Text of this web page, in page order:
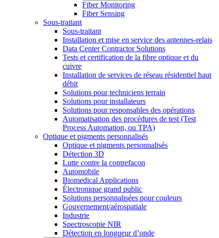
Fiber Monitoring
Fiber Sensing
Sous-traitant
Sous-traitant
Installation et mise en service des antennes-relais
Data Center Contractor Solutions
Tests et certification de la fibre optique et du
cuivre
Installation de services de réseau résidentiel haut
débit
Solutions pour techniciens terrain
Solutions pour installateurs
Solutions pour responsables des opérations
Automatisation des procédures de test (Test
Process Automation, ou TPA)
Optique et pigments personnalisés
Optique et pigments personnalisés
Détection 3D
Lutte contre la contrefaçon
Automobile
Biomedical Applications
Électronique grand public
Solutions personnalisées pour couleurs
Gouvernement/aérospatiale
Industrie
Spectroscopie NIR
Détection en longueur d’onde